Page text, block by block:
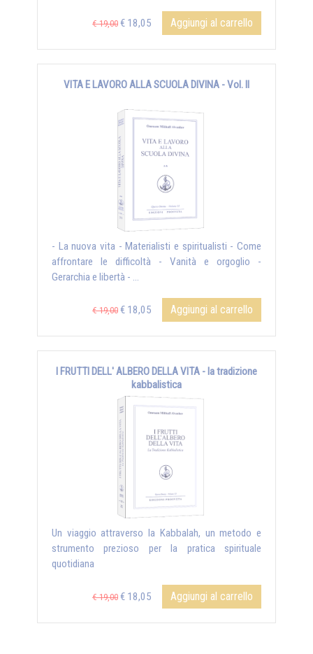
€ 19,00 € 18,05 Aggiungi al carrello
VITA E LAVORO ALLA SCUOLA DIVINA - Vol. II
- La nuova vita - Materialisti e spiritualisti - Come
affrontare le difficoltà - Vanità e orgoglio -
Gerarchia e libertà - ...
€ 19,00 € 18,05 Aggiungi al carrello
I FRUTTI DELL' ALBERO DELLA VITA - la tradizione
kabbalistica
Un viaggio attraverso la Kabbalah, un metodo e
strumento prezioso per la pratica spirituale
quotidiana
€ 19,00 € 18,05 Aggiungi al carrello